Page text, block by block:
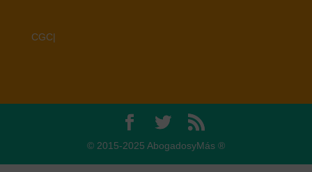
CGC|
© 2015-2025 AbogadosyMás ®